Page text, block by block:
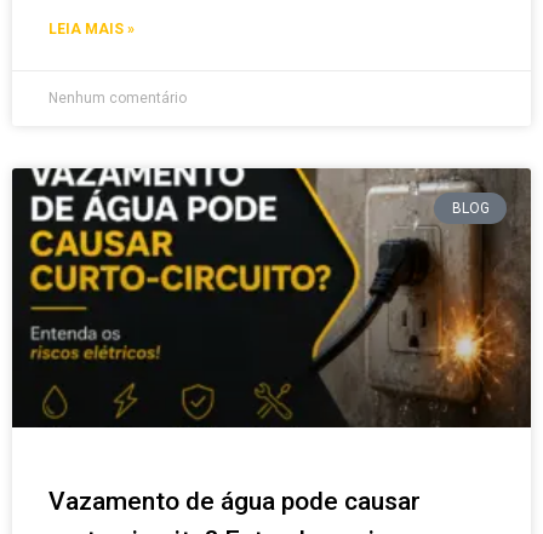
LEIA MAIS »
Nenhum comentário
BLOG
Vazamento de água pode causar